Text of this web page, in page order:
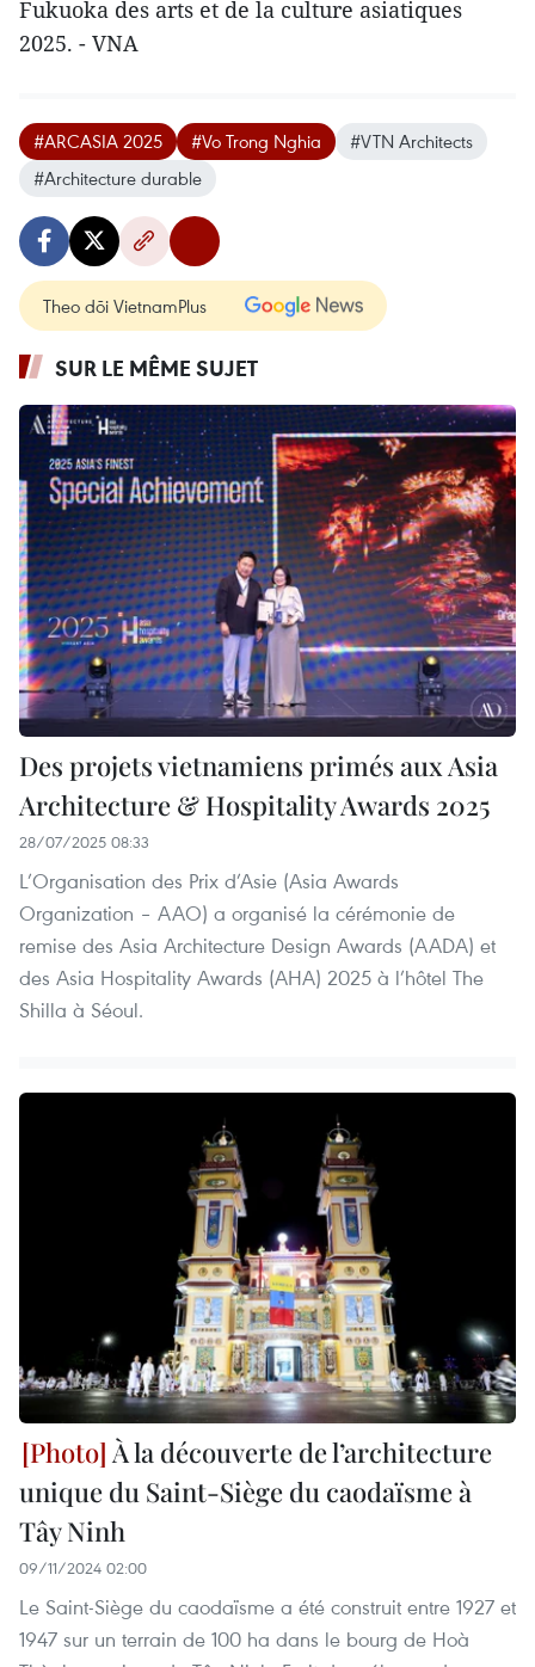
Fukuoka des arts et de la culture asiatiques
2025. - VNA
#ARCASIA 2025 #Vo Trong Nghia
#VTN Architects
#Architecture durable
Theo dõi VietnamPlus
SUR LE MÊME SUJET
Des projets vietnamiens primés aux Asia
Architecture & Hospitality Awards 2025
28/07/2025 08:33
L’Organisation des Prix d’Asie (Asia Awards
Organization – AAO) a organisé la cérémonie de
remise des Asia Architecture Design Awards (AADA) et
des Asia Hospitality Awards (AHA) 2025 à l’hôtel The
Shilla à Séoul.
À la découverte de l’architecture
unique du Saint-Siège du caodaïsme à
Tây Ninh
09/11/2024 02:00
Le Saint-Siège du caodaïsme a été construit entre 1927 et
1947 sur un terrain de 100 ha dans le bourg de Hoà